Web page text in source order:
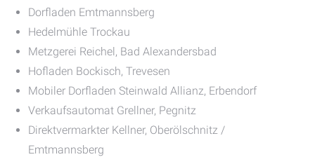
Dorfladen Emtmannsberg
Hedelmühle Trockau
Metzgerei Reichel, Bad Alexandersbad
Hofladen Bockisch, Trevesen
Mobiler Dorfladen Steinwald Allianz, Erbendorf
Verkaufsautomat Grellner, Pegnitz
Direktvermarkter Kellner, Oberölschnitz /
Emtmannsberg